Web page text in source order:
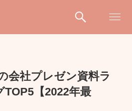
会社プレゼン資料ラ
TOP5【2022年最